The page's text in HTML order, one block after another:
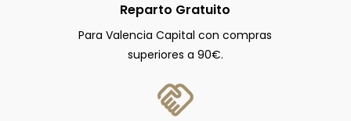
Reparto Gratuito
Para Valencia Capital con compras
superiores a 90€.